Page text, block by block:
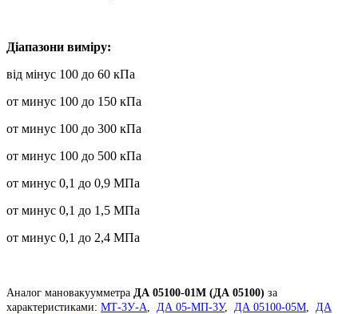
Діапазони виміру:
від мінус 100 до 60 кПа
от минус 100 до 150 кПа
от минус 100 до 300 кПа
от минус 100 до 500 кПа
от минус 0,1 до 0,9 МПа
от минус 0,1 до 1,5 МПа
от минус 0,1 до 2,4 МПа
Аналог мановакуумметра ДА 05100-01М (ДА 05100) за
характеристиками: МТ-3У-А ДА 05-МП-3У, ДА 05100-05М
ДА